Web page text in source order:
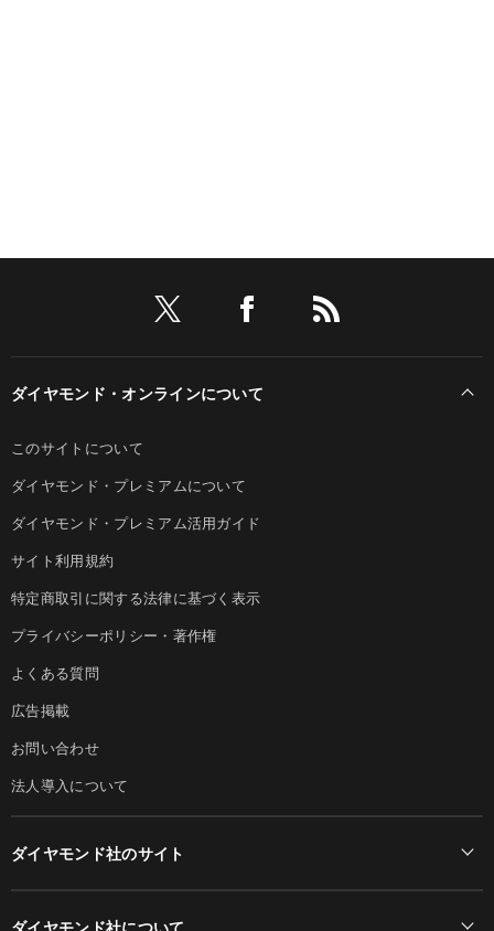
ダイヤモンド・オンラインについて
このサイトについて
ダイヤモンド・プレミアムについて
ダイヤモンド・プレミアム活用ガイド
サイト利用規約
特定商取引に関する法律に基づく表示
プライバシーポリシー・著作権
よくある質問
広告掲載
お問い合わせ
法人導入について
ダイヤモンド社のサイト